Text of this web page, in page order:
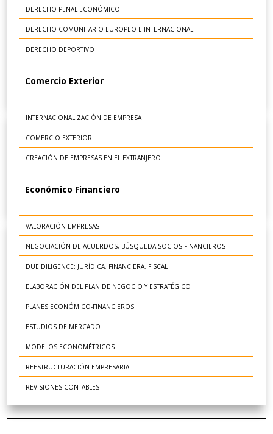
DERECHO PENAL ECONÓMICO
DERECHO COMUNITARIO EUROPEO E INTERNACIONAL
DERECHO DEPORTIVO
Comercio Exterior
INTERNACIONALIZACIÓN DE EMPRESA
COMERCIO EXTERIOR
CREACIÓN DE EMPRESAS EN EL EXTRANJERO
Económico Financiero
VALORACIÓN EMPRESAS
NEGOCIACIÓN DE ACUERDOS, BÚSQUEDA SOCIOS FINANCIEROS
DUE DILIGENCE: JURÍDICA, FINANCIERA, FISCAL
ELABORACIÓN DEL PLAN DE NEGOCIO Y ESTRATÉGICO
PLANES ECONÓMICO-FINANCIEROS
ESTUDIOS DE MERCADO
MODELOS ECONOMÉTRICOS
REESTRUCTURACIÓN EMPRESARIAL
REVISIONES CONTABLES